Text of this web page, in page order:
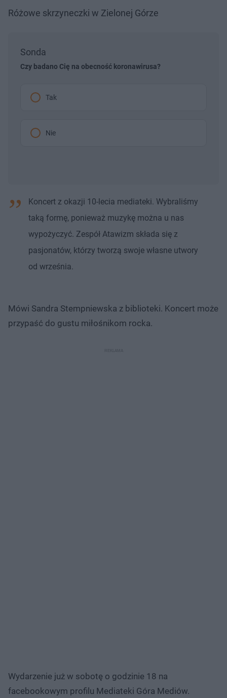
Różowe skrzyneczki w Zielonej Górze
Sonda
Czy badano Cię na obecność koronawirusa?
Tak
Nie
Koncert z okazji 10-lecia mediateki. Wybraliśmy
taką formę, ponieważ muzykę można u nas
wypożyczyć. Zespół Atawizm składa się z
pasjonatów, którzy tworzą swoje własne utwory
od września.
Mówi Sandra Stempniewska z biblioteki. Koncert może
przypaść do gustu miłośnikom rocka.
Wydarzenie już w sobotę o godzinie 18 na
facebookowym profilu Mediateki Góra Mediów.